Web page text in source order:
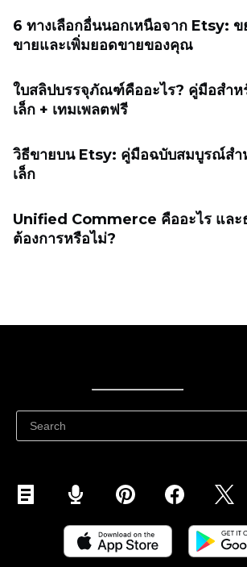
6 ทางเลือกอื่นนอกเหนือจาก Etsy: ข
ขายและเพิ่มยอดขายของคุณ
ใบสลิปบรรจุภัณฑ์คืออะไร? คู่มือสำห
เล็ก + เทมเพลตฟรี
วิธีขายบน Etsy: คู่มือฉบับสมบูรณ์สำ
เล็ก
Unified Commerce คืออะไร แล
ต้องการหรือไม่?